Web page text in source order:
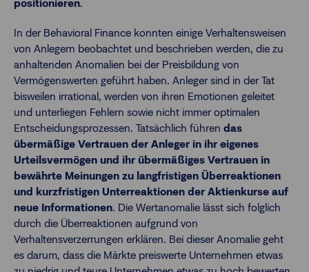
positionieren.
In der Behavioral Finance konnten einige Verhaltensweisen
von Anlegern beobachtet und beschrieben werden, die zu
anhaltenden Anomalien bei der Preisbildung von
Vermögenswerten geführt haben. Anleger sind in der Tat
bisweilen irrational, werden von ihren Emotionen geleitet
und unterliegen Fehlern sowie nicht immer optimalen
Entscheidungsprozessen. Tatsächlich führen das
übermäßige Vertrauen der Anleger in ihr eigenes
Urteilsvermögen und ihr übermäßiges Vertrauen in
bewährte Meinungen zu langfristigen Überreaktionen
und kurzfristigen Unterreaktionen der Aktienkurse auf
neue Informationen. Die Wertanomalie lässt sich folglich
durch die Überreaktionen aufgrund von
Verhaltensverzerrungen erklären. Bei dieser Anomalie geht
es darum, dass die Märkte preiswerte Unternehmen etwas